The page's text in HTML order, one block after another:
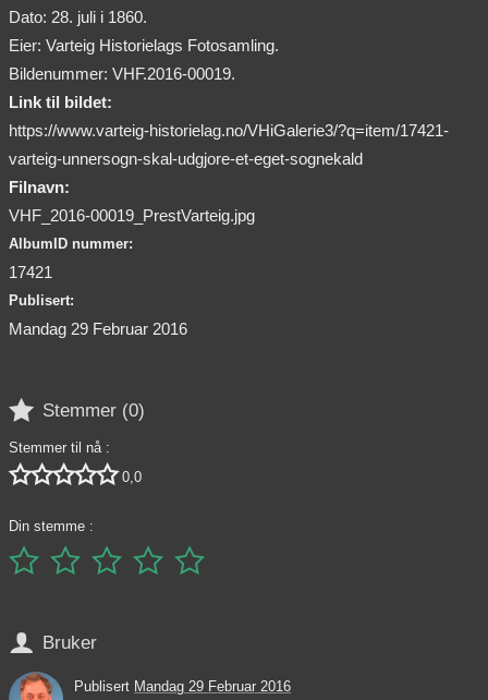
Dato: 28. juli i 1860.
Eier: Varteig Historielags Fotosamling.
Bildenummer: VHF.2016-00019.
Link til bildet:
https://www.varteig-historielag.no/VHiGalerie3/?q=item/17421-
varteig-unnersogn-skal-udgjore-et-eget-sognekald
Filnavn:
VHF_2016-00019_PrestVarteig.jpg
AlbumID nummer:
17421
Publisert:
Mandag 29 Februar 2016
 Stemmer (0)
Stemmer til nå :
 0,0
Din stemme :
    
 Bruker
Publisert Mandag 29 Februar 2016